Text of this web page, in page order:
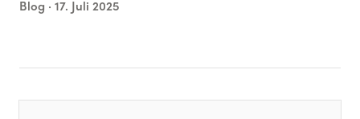
Blog · 17. Juli 2025